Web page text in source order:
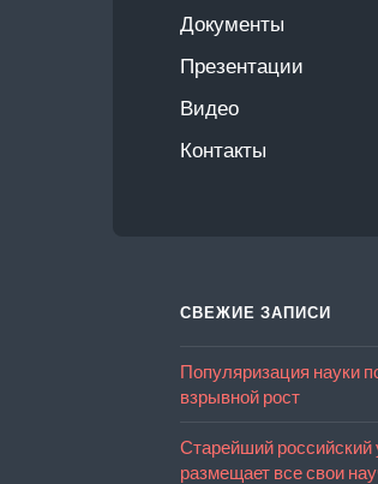
Документы
Презентации
Видео
Контакты
СВЕЖИЕ ЗАПИСИ
Популяризация науки
взрывной рост
Старейший российский
размещает все свои